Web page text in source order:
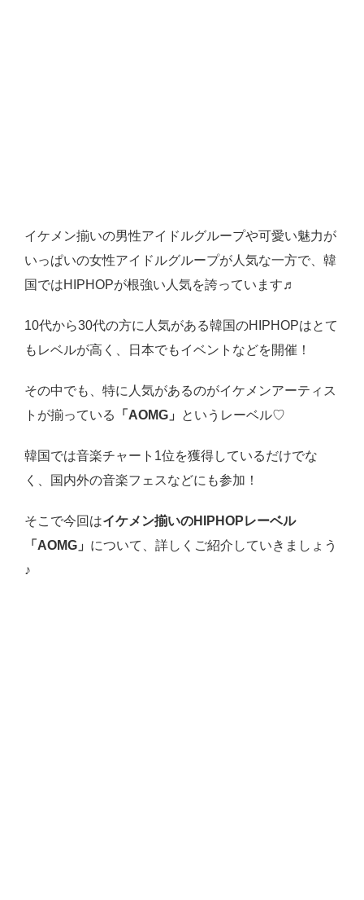
イケメン揃いの男性アイドルグループや可愛い魅力が
いっぱいの女性アイドルグループが人気な一方で、韓
国ではHIPHOPが根強い人気を誇っています♬
10代から30代の方に人気がある韓国のHIPHOPはとて
もレベルが高く、日本でもイベントなどを開催！
その中でも、特に人気があるのがイケメンアーティス
トが揃っている
「AOMG」 というレーベル♡
韓国では音楽チャート1位を獲得しているだけでな
く、国内外の音楽フェスなどにも参加！
そこで今回はイケメン揃いのHIPHOPレーベル
「AOMG」 について、詳しくご紹介していきましょう
♪